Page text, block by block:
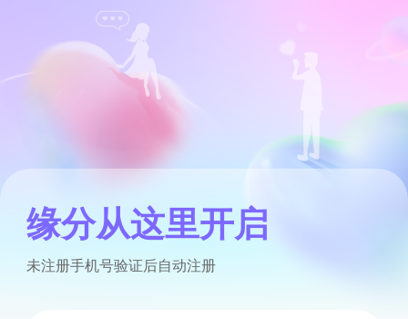
缘分从这里开启
未注册手机号验证后自动注册